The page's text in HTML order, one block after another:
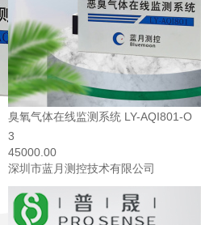
臭氧气体在线监测系统 LY-AQI801-O
3
45000.00
深圳市蓝月测控技术有限公司